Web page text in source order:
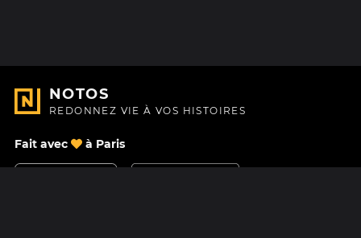
NOTOS
REDONNEZ VIE À VOS HISTOIRES
Fait avec à Paris